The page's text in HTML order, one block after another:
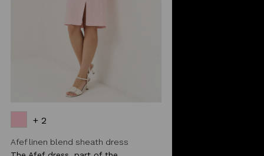
+ 2
Afef linen blend sheath dress